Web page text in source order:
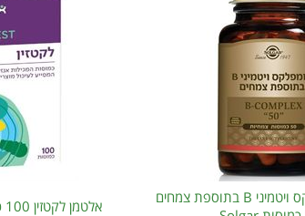
סולגאר קומפלקס ויטמיני B בתוספת צמחים
אלטמן לקטזין 100 כמוסות Altman